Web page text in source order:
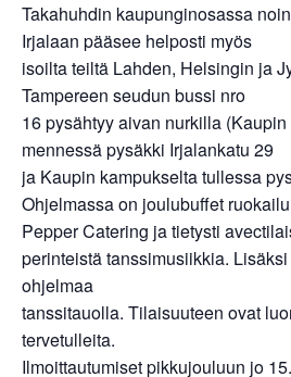
Takahuhdin kaupunginosassa
Irjalaan pääsee helposti myös
isoilta teiltä Lahden, Helsingin ja
Tampereen seudun bussi nro
16 pysähtyy aivan nurkilla
mennessä pysäkki Irjalankatu 29
ja Kaupin kampukselta tullessa
Ohjelmassa on joulubuffet
Pepper Catering ja tietysti
perinteistä tanssimusiikkia.
ohjelmaa
tanssitauolla. Tilaisuuteen ovat
tervetulleita.
Ilmoittautumiset pikkujouluun jo